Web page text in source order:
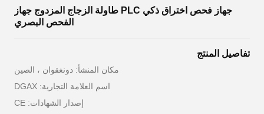
جهاز فحص اختراق ذكي PLC طاولة الزجاج المزدوج جهاز
الفحص البصري
تفاصيل المنتج
مكان المنشأ: دونغقوان ، الصين
اسم العلامة التجارية: DGAX
إصدار الشهادات: CE